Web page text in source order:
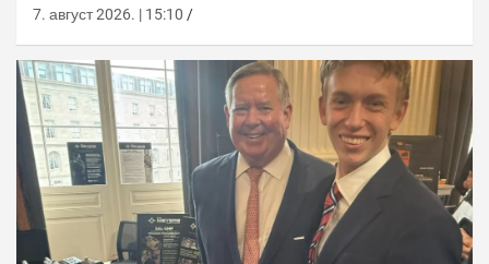
7. август 2026. | 15:10